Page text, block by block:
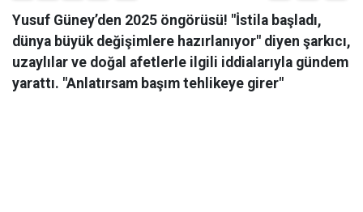
Yusuf Güney’den 2025 öngörüsü! "İstila başladı,
dünya büyük değişimlere hazırlanıyor" diyen şarkıcı,
uzaylılar ve doğal afetlerle ilgili iddialarıyla gündem
yarattı. "Anlatırsam başım tehlikeye girer"